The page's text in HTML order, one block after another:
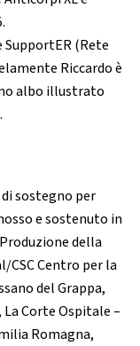
(Rete
Riccardo è
albo illustrato
sostegno per
e sostenuto in
della
CSC Centro per la
del Grappa,
Corte Ospitale –
Romagna,